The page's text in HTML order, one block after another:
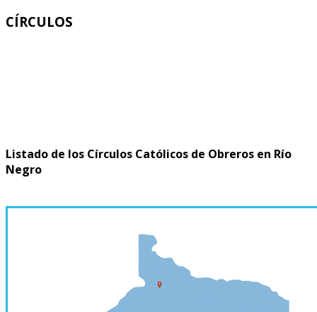
CÍRCULOS
Listado de los Círculos Católicos de Obreros en Río
Negro